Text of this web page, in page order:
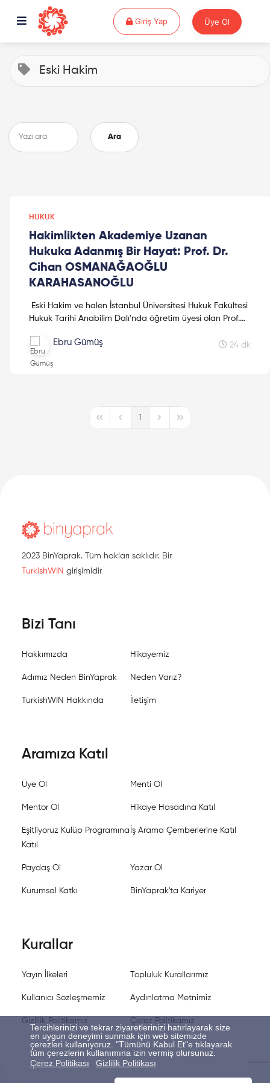
Tercihlerinizi ve tekrar ziyaretlerinizi hatırlayarak size
en uygun deneyimi sunmak için web sitemizde
çerezleri kullanıyoruz. "Tümünü Kabul Et"e tıklayarak
tüm çerezlerin kullanımına izin vermiş olursunuz.
Çerez Politikası
Gizlilik Politikası
Giriş YapGiriş Yap Üye Ol
Eski Hakim
Ara
HUKUK
Hakimlikten Akademiye Uzanan
Hukuka Adanmış Bir Hayat: Prof. Dr.
Cihan OSMANAĞAOĞLU
KARAHASANOĞLU
Eski Hakim ve halen İstanbul Üniversitesi Hukuk Fakültesi
Hukuk Tarihi Anabilim Dalı'nda öğretim üyesi olan Prof.
meslekleri üzerine harika bir röportaj gerçekleştirdik.
Keyifli okumalar!
Ebru Gümüş 24 dk
First PagePrevious Page
1
Next PageLast Page
2023 BinYaprak. Tüm hakları saklıdır. Bir
TurkishWIN girişimidir
Bizi Tanı
Hakkımızda Hikayemiz
Adımız Neden BinYaprak Neden Varız?
TurkishWIN Hakkında İletişim
Aramıza Katıl
Üye Ol Menti Ol
Mentor Ol Hikaye Hasadına Katıl
Eşitliyoruz Kulüp Programına
Katıl
İş Arama Çemberlerine Katıl
Paydaş Ol Yazar Ol
Kurumsal Katkı BinYaprak'ta Kariyer
Kurallar
Yayın İlkeleri Topluluk Kurallarımız
Kullanıcı Sözleşmemiz Aydınlatma Metnimiz
Gizlilik Politikamız Çerez Politikamız